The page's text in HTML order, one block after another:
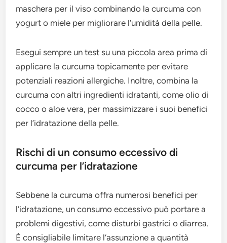
maschera per il viso combinando la curcuma con
yogurt o miele per migliorare l’umidità della pelle.
Esegui sempre un test su una piccola area prima di
applicare la curcuma topicamente per evitare
potenziali reazioni allergiche. Inoltre, combina la
curcuma con altri ingredienti idratanti, come olio di
cocco o aloe vera, per massimizzare i suoi benefici
per l’idratazione della pelle.
Rischi di un consumo eccessivo di
curcuma per l’idratazione
Sebbene la curcuma offra numerosi benefici per
l’idratazione, un consumo eccessivo può portare a
problemi digestivi, come disturbi gastrici o diarrea.
È consigliabile limitare l’assunzione a quantità